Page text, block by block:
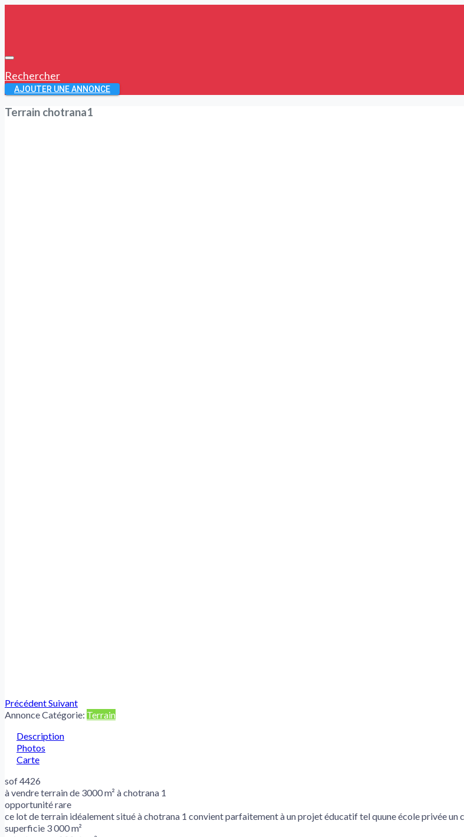
Rechercher
AJOUTER UNE ANNONCE
Terrain chotrana1
PrécédentSuivant
Annonce Catégorie: Terrain
Description
Photos
Carte
sof 4426
à vendre terrain de 3000 m² à chotrana 1
opportunité rare
ce lot de terrain idéalement situé à chotrana 1 convient parfaitement à un projet éducatif tel quune école privée
superficie 3 000 m²